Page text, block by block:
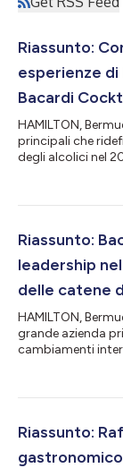
Riassunto:
esperienze
Bacardi
HAMILTON,
principali che
degli alcolici nel
privata di alcolici
condotta da
Riassunto:
leadership
delle catene
HAMILTON,
grande azienda
cambiamenti
di Chief People &
dell'attuazione
Riassunto: